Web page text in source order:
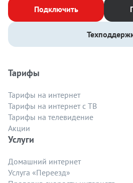
Подключить
Тарифы
Тарифы на интернет
Тарифы на интернет с ТВ
Тарифы на телевидение
Акции
Услуги
Домашний интернет
Услуга «Переезд»